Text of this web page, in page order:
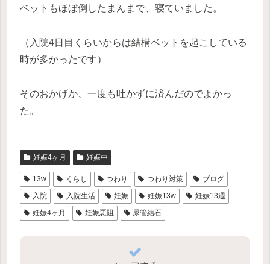
ベットもほぼ倒したまんまで、寝ていました。
（入院4日目くらいからは結構ベットを起こしている
時が多かったです）
そのおかげか、一度も吐かずに済んだのでよかっ
た。
妊娠4ヶ月 妊娠中
13w くらし つわり つわり対策
ブログ
入院
入院生活 妊娠 妊娠13w
妊娠13週
妊娠4ヶ月
妊娠悪阻 尿管結石